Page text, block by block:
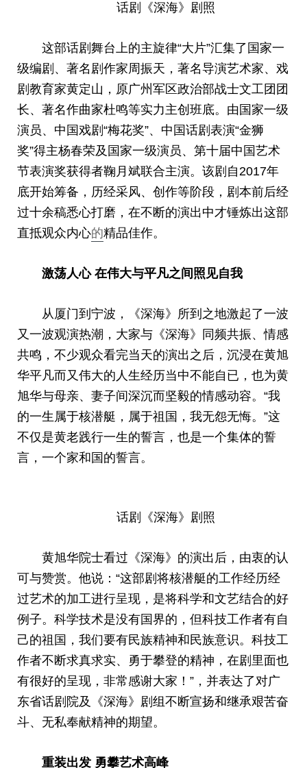
话剧《深海》剧照
这部话剧舞台上的主旋律“大片”汇集了国家一
级编剧、著名剧作家周振天，著名导演艺术家、戏
剧教育家黄定山，原广州军区政治部战士文工团团
长、著名作曲家杜鸣等实力主创班底。由国家一级
演员、中国戏剧“梅花奖”、中国话剧表演“金狮
奖”得主杨春荣及国家一级演员、第十届中国艺术
节表演奖获得者鞠月斌联合主演。该剧自2017年
底开始筹备，历经采风、创作等阶段，剧本前后经
过十余稿悉心打磨，在不断的演出中才锤炼出这部
直抵观众内心的精品佳作。
激荡人心 在伟大与平凡之间照见自我
从厦门到宁波，《深海》所到之地激起了一波
又一波观演热潮，大家与《深海》同频共振、情感
共鸣，不少观众看完当天的演出之后，沉浸在黄旭
华平凡而又伟大的人生经历当中不能自已，也为黄
旭华与母亲、妻子间深沉而坚毅的情感动容。“我
的一生属于核潜艇，属于祖国，我无怨无悔。”这
不仅是黄老践行一生的誓言，也是一个集体的誓
言，一个家和国的誓言。
话剧《深海》剧照
黄旭华院士看过《深海》的演出后，由衷的认
可与赞赏。他说：“这部剧将核潜艇的工作经历经
过艺术的加工进行呈现，是将科学和文艺结合的好
例子。科学技术是没有国界的，但科技工作者有自
己的祖国，我们要有民族精神和民族意识。科技工
作者不断求真求实、勇于攀登的精神，在剧里面也
有很好的呈现，非常感谢大家！”，并表达了对广
东省话剧院及《深海》剧组不断宣扬和继承艰苦奋
斗、无私奉献精神的期望。
重装出发 勇攀艺术高峰